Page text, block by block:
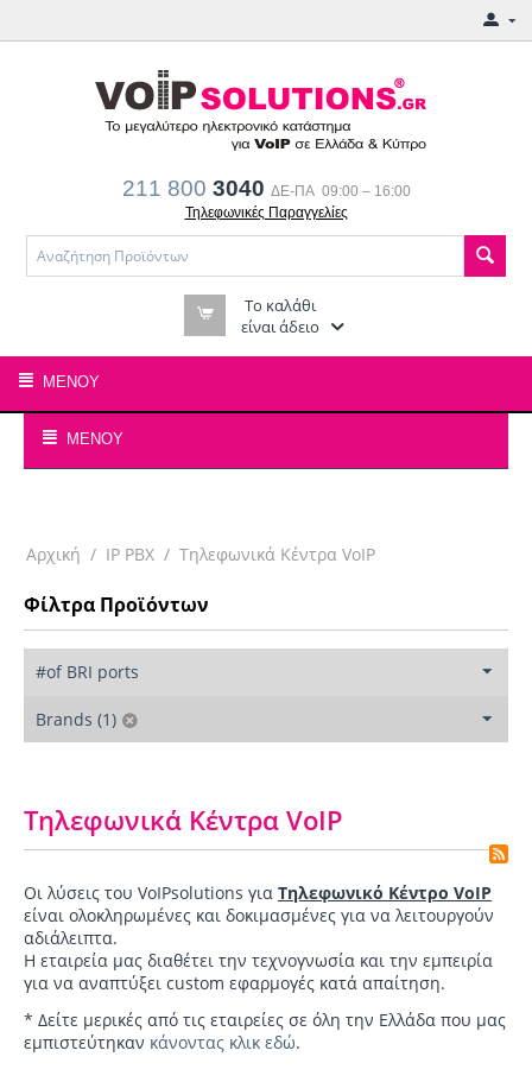
211 800 3040 ΔΕ-ΠΑ 09:00 – 16:00
Τηλεφωνικές Παραγγελίες
Το καλάθι
είναι άδειο
ΜΕΝΟΎ
ΜΕΝΟΎ
Αρχική / IP PBX / Τηλεφωνικά Κέντρα VoIP
Φίλτρα Προϊόντων
#of BRI ports
Brands (1)
Τηλεφωνικά Κέντρα VoIP
Οι λύσεις του VoIPsolutions για Τηλεφωνικό Κέντρο VoIP
είναι ολοκληρωμένες και δοκιμασμένες για να λειτουργούν
αδιάλειπτα.
Η εταιρεία μας διαθέτει την τεχνογνωσία και την εμπειρία
για να αναπτύξει custom εφαρμογές κατά απαίτηση.
* Δείτε μερικές από τις εταιρείες σε όλη την Ελλάδα που μας
εμπιστεύτηκαν κάνοντας κλικ εδώ.